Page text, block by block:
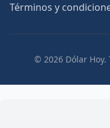
Términos y
© 2026 Dólar Hoy.